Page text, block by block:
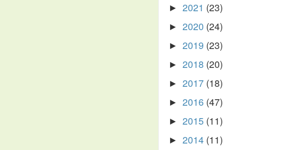
► 2021 (23)
► 2020 (24)
► 2019 (23)
► 2018 (20)
► 2017 (18)
► 2016 (47)
► 2015 (11)
► 2014 (11)